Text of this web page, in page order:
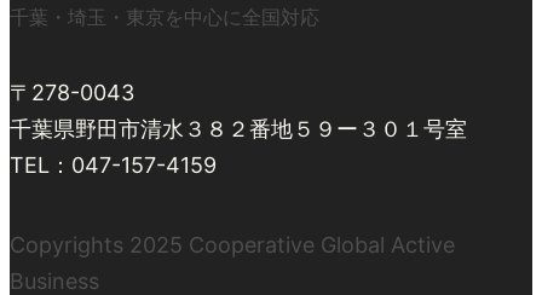
千葉・埼玉・東京を中心に全国対応
〒278-0043
千葉県野田市清水３８２番地５９ー３０１号室
TEL：047-157-4159
Copyrights 2025 Cooperative Global Active
Business